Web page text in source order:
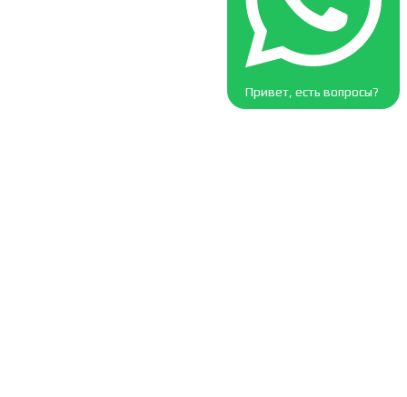
Привет, есть вопросы?